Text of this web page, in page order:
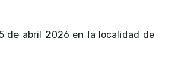
de abril 2026 en la localidad de